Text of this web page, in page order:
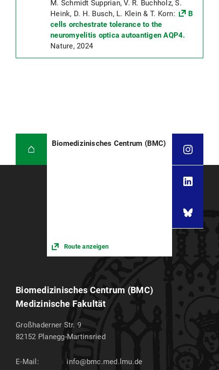
M. Schmidt Supprian, V. R. Buchholz, S.
Heink, D. H. Busch, L. Klein & T. Korn:
B
cells orchestrate tolerance to the
neuromyelitis optica autoantigen AQP4.
Nature, 2024
Biomedizinisches Centrum (BMC)
Route anzeigen
Biomedizinisches Centrum (BMC)
Medizinische Fakultät
Großhaderner Str. 9
82152 Planegg-Martinsried
E-Mail: info@bmc.med.lmu.de